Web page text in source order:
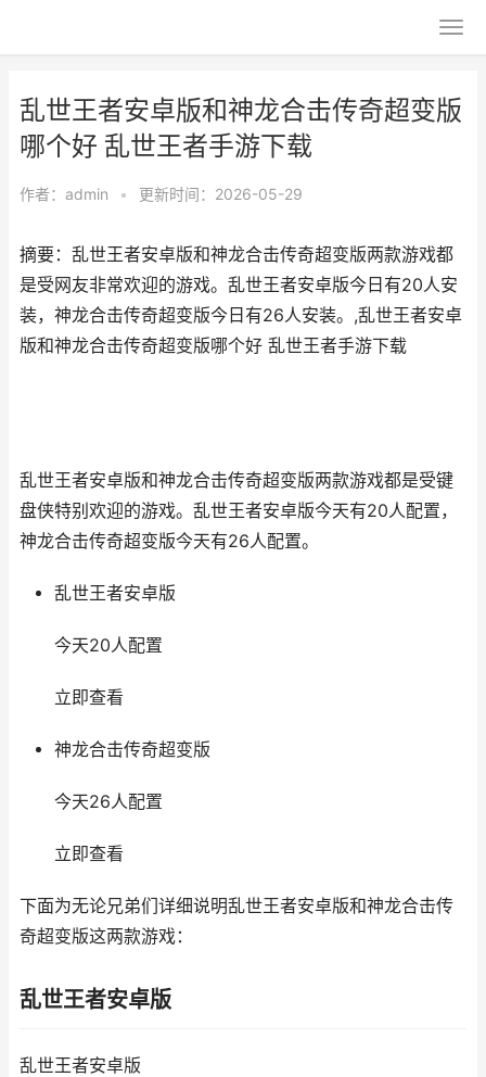
乱世王者安卓版和神龙合击传奇超变版
哪个好 乱世王者手游下载
作者： admin • 更新时间：2026-05-29
摘要：乱世王者安卓版和神龙合击传奇超变版两款游戏都
是受网友非常欢迎的游戏。乱世王者安卓版今日有20人安
装，神龙合击传奇超变版今日有26人安装。,乱世王者安卓
版和神龙合击传奇超变版哪个好 乱世王者手游下载
乱世王者安卓版和神龙合击传奇超变版两款游戏都是受键
盘侠特别欢迎的游戏。乱世王者安卓版今天有20人配置，
神龙合击传奇超变版今天有26人配置。
乱世王者安卓版
今天20人配置
立即查看
神龙合击传奇超变版
今天26人配置
立即查看
下面为无论兄弟们详细说明乱世王者安卓版和神龙合击传
奇超变版这两款游戏：
乱世王者安卓版
乱世王者安卓版